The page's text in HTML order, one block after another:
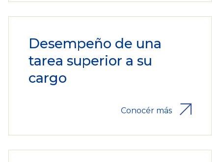
Desempeño de una
tarea superior a su
cargo
Conocér más